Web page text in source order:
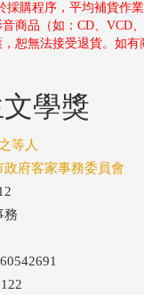
採購程序，平均補貨作
商品（如：CD、VCD
恕無法接受退貨。如
學獎
等人
政府客家事務委員會
務